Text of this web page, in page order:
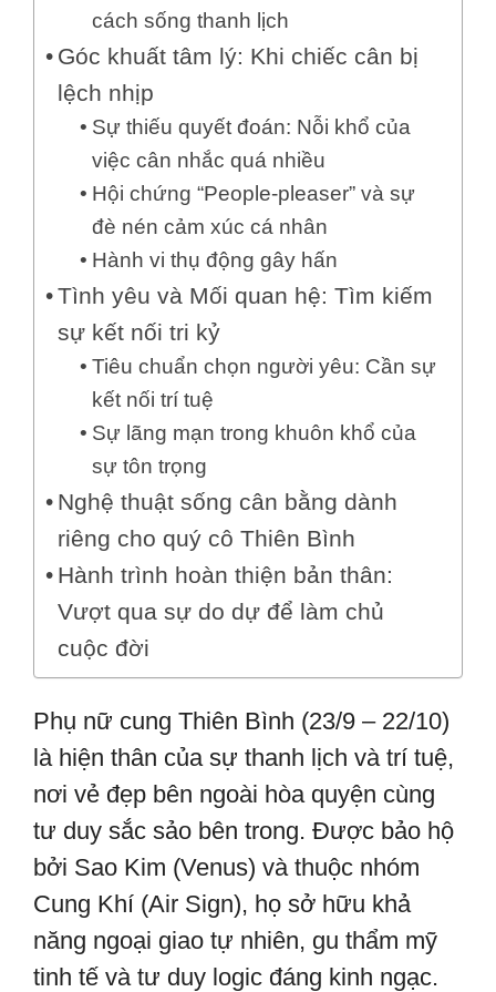
cách sống thanh lịch
Góc khuất tâm lý: Khi chiếc cân bị
lệch nhịp
Sự thiếu quyết đoán: Nỗi khổ của
việc cân nhắc quá nhiều
Hội chứng “People-pleaser” và sự
đè nén cảm xúc cá nhân
Hành vi thụ động gây hấn
Tình yêu và Mối quan hệ: Tìm kiếm
sự kết nối tri kỷ
Tiêu chuẩn chọn người yêu: Cần sự
kết nối trí tuệ
Sự lãng mạn trong khuôn khổ của
sự tôn trọng
Nghệ thuật sống cân bằng dành
riêng cho quý cô Thiên Bình
Hành trình hoàn thiện bản thân:
Vượt qua sự do dự để làm chủ
cuộc đời
Phụ nữ cung Thiên Bình (23/9 – 22/10)
là hiện thân của sự thanh lịch và trí tuệ,
nơi vẻ đẹp bên ngoài hòa quyện cùng
tư duy sắc sảo bên trong. Được bảo hộ
bởi Sao Kim (Venus) và thuộc nhóm
Cung Khí (Air Sign), họ sở hữu khả
năng ngoại giao tự nhiên, gu thẩm mỹ
tinh tế và tư duy logic đáng kinh ngạc.